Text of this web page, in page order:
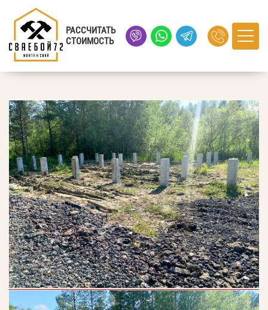
РАССЧИТАТЬ
СТОИМОСТЬ
Главная›
село Тюнево, Тюменская область